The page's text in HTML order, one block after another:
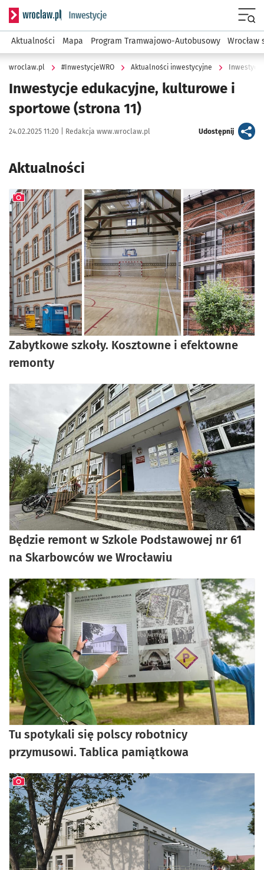
Serwis informacyjny wroclaw.pl podserwis:
Aktualności Mapa Program Tramwajowo-Autobusowy Wrocław
wroclaw.pl #InwestycjeWRO Aktualności inwestycyjne
Inwestycje edukacyjne, kulturowe i
sportowe (strona 11)
Data publikacji:
24.02.2025 11:20 | Autor:
Redakcja www.wroclaw.pl Udostępnijartykuł
Aktualności
Zabytkowe szkoły. Kosztowne i efektowne
remonty
artykuł z galerią zdjęć
Będzie remont w Szkole Podstawowej nr 61
na Skarbowców we Wrocławiu
Tu spotykali się polscy robotnicy
przymusowi. Tablica pamiątkowa